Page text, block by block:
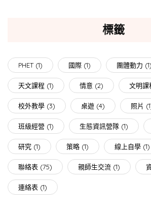
標籤
PHET(1) 國際 (1) 團體動力 (1)
天文課程 (1) 情意 (2) 文明課
校外教學 (3) 桌遊 (4) 照片
班級經營 (1) 生態資訊營隊 (1)
研究 (1) 策略 (1) 線上自學 (1)
聯絡表 (75) 親師生交流 (1)
連絡表 (1)